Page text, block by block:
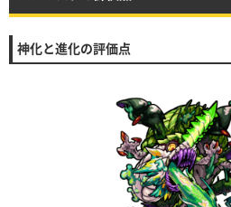
神化と進化の評価点